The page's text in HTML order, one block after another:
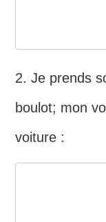
2. Je prends
boulot; mon
voiture :